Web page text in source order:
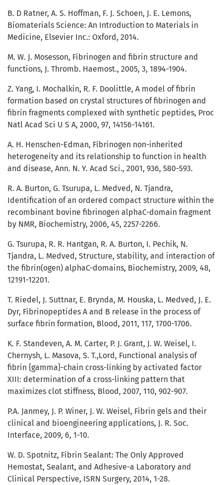
B. D Ratner, A. S. Hoffman, F. J. Schoen, J. E. Lemons,
Biomaterials Science: An Introduction to Materials in
Medicine, Elsevier Inc.: Oxford, 2014.
M. W. J. Mosesson, Fibrinogen and fibrin structure and
functions, J. Thromb. Haemost., 2005, 3, 1894-1904.
Z. Yang, I. Mochalkin, R. F. Doolittle, A model of fibrin
formation based on crystal structures of fibrinogen and
fibrin fragments complexed with synthetic peptides, Proc
Natl Acad Sci U S A, 2000, 97, 14156-14161.
A. H. Henschen-Edman, Fibrinogen non-inherited
heterogeneity and its relationship to function in health
and disease, Ann. N. Y. Acad Sci., 2001, 936, 580-593.
R. A. Burton, G. Tsurupa, L. Medved, N. Tjandra,
Identification of an ordered compact structure within the
recombinant bovine fibrinogen alphaC-domain fragment
by NMR, Biochemistry, 2006, 45, 2257-2266.
G. Tsurupa, R. R. Hantgan, R. A. Burton, I. Pechik, N.
Tjandra, L. Medved, Structure, stability, and interaction of
the fibrin(ogen) alphaC-domains, Biochemistry, 2009, 48,
12191-12201.
T. Riedel, J. Suttnar, E. Brynda, M. Houska, L. Medved, J. E.
Dyr, Fibrinopeptides A and B release in the process of
surface fibrin formation, Blood, 2011, 117, 1700-1706.
K. F. Standeven, A. M. Carter, P. J. Grant, J. W. Weisel, I.
Chernysh, L. Masova, S. T.,Lord, Functional analysis of
fibrin {gamma}-chain cross-linking by activated factor
XIII: determination of a cross-linking pattern that
maximizes clot stiffness, Blood, 2007, 110, 902-907.
P.A. Janmey, J. P. Winer, J. W. Weisel, Fibrin gels and their
clinical and bioengineering applications, J. R. Soc.
Interface, 2009, 6, 1-10.
W. D. Spotnitz, Fibrin Sealant: The Only Approved
Hemostat, Sealant, and Adhesive-a Laboratory and
Clinical Perspective, ISRN Surgery, 2014, 1-28.